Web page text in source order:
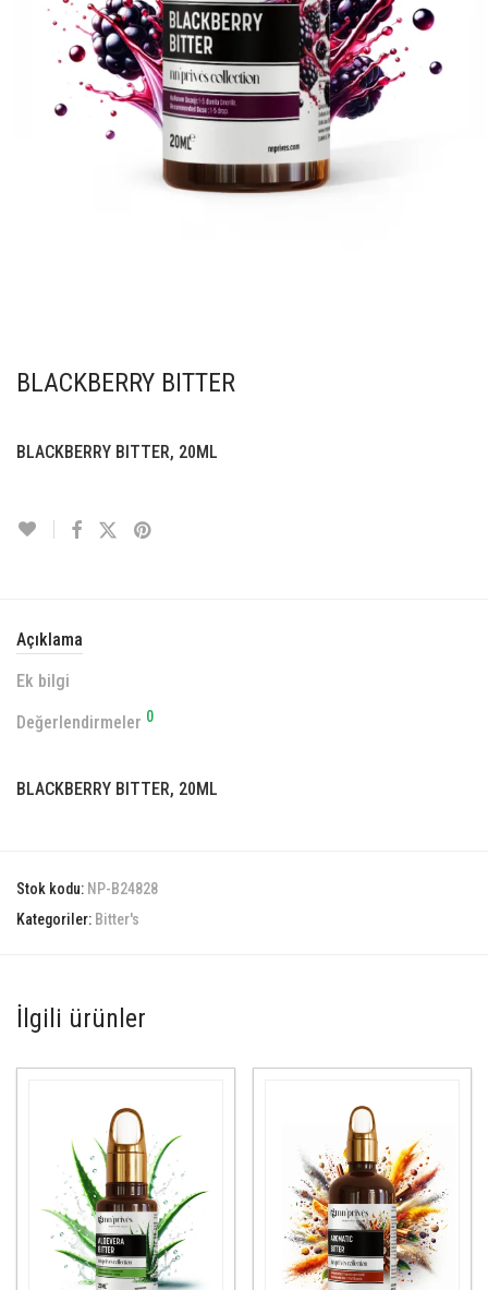
BLACKBERRY BITTER
BLACKBERRY BITTER, 20ML
Açıklama
Ek bilgi
Değerlendirmeler 0
BLACKBERRY BITTER, 20ML
Stok kodu: NP-B24828
Kategoriler: Bitter's
İlgili ürünler